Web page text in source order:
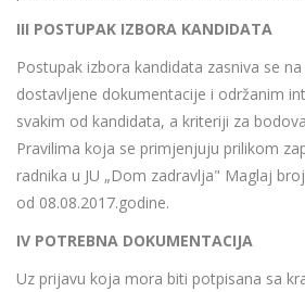
III POSTUPAK IZBORA KANDIDATA
Postupak izbora kandidata zasniva se
dostavljene dokumentacije i održanim
svakim od kandidata, a kriteriji za
Pravilima koja se primjenjuju prilikom
radnika u JU „Dom zadravlja" Maglaj
od 08.08.2017.godine.
IV POTREBNA DOKUMENTACIJA
Uz prijavu koja mora biti potpisana sa